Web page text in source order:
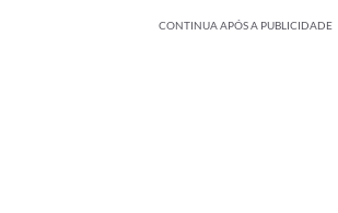
CONTINUA APÓS A PUBLICIDADE